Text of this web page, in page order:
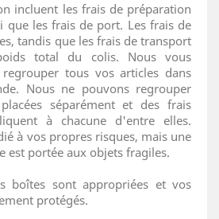
incluent les frais de préparation
que les frais de port. Les frais de
tandis que les frais de transport
total du colis. Nous vous
tous vos articles dans
Nous ne pouvons regrouper
séparément et des frais
à chacune d'entre elles.
à vos propres risques, mais une
est portée aux objets fragiles.
boîtes sont appropriées et vos
protégés.